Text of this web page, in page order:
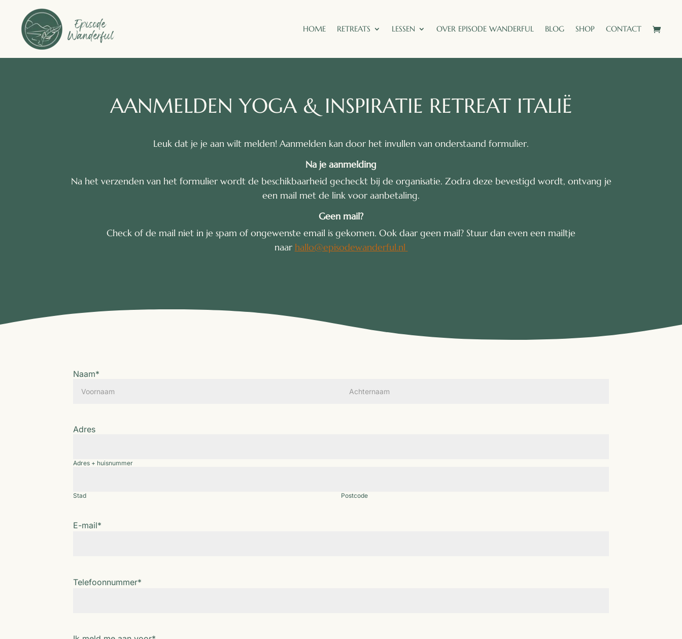
HOME RETREATS LESSEN OVER EPISODE WANDERFUL BLOG SHOP CONTACT
AANMELDEN YOGA & INSPIRATIE RETREAT ITALIË
Leuk dat je je aan wilt melden! Aanmelden kan door het invullen van onderstaand formulier.
Na je aanmelding
Na het verzenden van het formulier wordt de beschikbaarheid gecheckt bij de organisatie. Zodra deze bevestigd wordt, ontvang je
een mail met de link voor aanbetaling.
Geen mail?
Check of de mail niet in je spam of ongewenste email is gekomen. Ook daar geen mail? Stuur dan even een mailtje
naar hallo@episodewanderful.nl
Naam*
Adres
Adres + huisnummer
Stad Postcode
E-mail*
Telefoonnummer*